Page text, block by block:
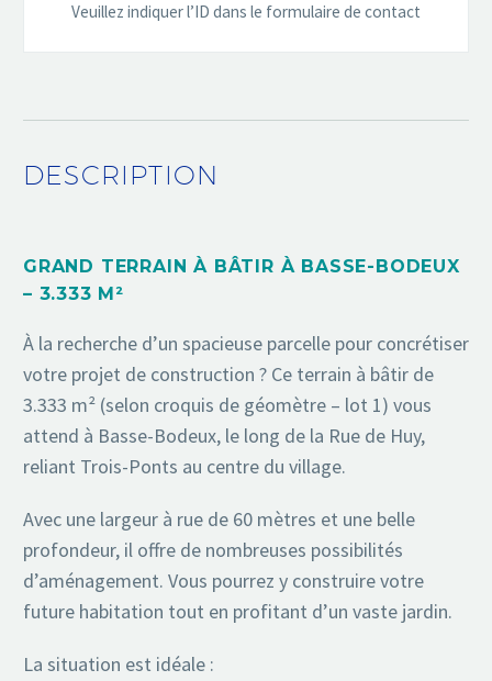
Veuillez indiquer l’ID dans le formulaire de contact
DESCRIPTION
GRAND TERRAIN À BÂTIR À BASSE-BODEUX
– 3.333 M²
À la recherche d’un spacieuse parcelle pour concrétiser
votre projet de construction ? Ce terrain à bâtir de
3.333 m² (selon croquis de géomètre – lot 1) vous
attend à Basse-Bodeux, le long de la Rue de Huy,
reliant Trois-Ponts au centre du village.
Avec une largeur à rue de 60 mètres et une belle
profondeur, il offre de nombreuses possibilités
d’aménagement. Vous pourrez y construire votre
future habitation tout en profitant d’un vaste jardin.
La situation est idéale :